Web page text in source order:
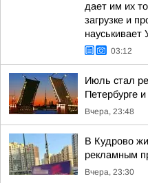
дает им их
загрузке и
науськивает
03:12
Июль стал
Петербурге
Вчера, 23:48
В Кудрово
рекламным
Вчера, 23:30